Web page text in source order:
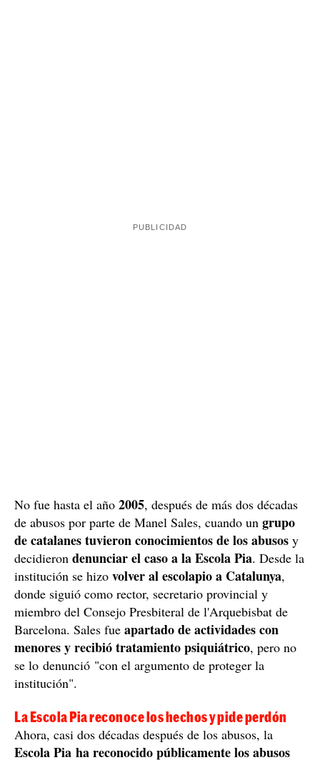
No fue hasta el año 2005, después de más dos décadas
de abusos por parte de Manel Sales, cuando un grupo
de catalanes tuvieron conocimientos de los abusos y
decidieron denunciar el caso a la Escola Pia. Desde la
institución se hizo volver al escolapio a Catalunya,
donde siguió como rector, secretario provincial y
miembro del Consejo Presbiteral de l'Arquebisbat de
Barcelona. Sales fue apartado de actividades con
menores y recibió tratamiento psiquiátrico, pero no
se lo denunció "con el argumento de proteger la
institución".